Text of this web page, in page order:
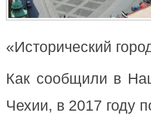
«Исторический
Как сообщили в
Чехии, в 2017 году